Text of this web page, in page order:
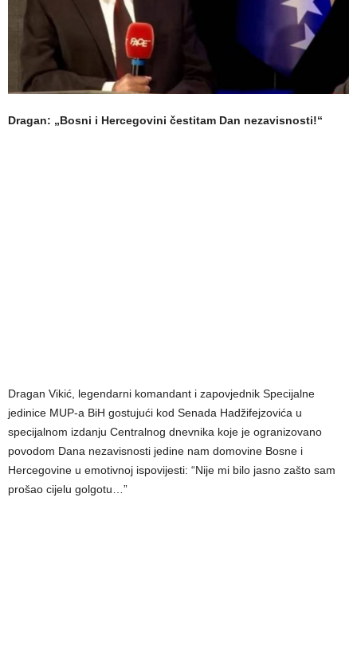
Dragan: „Bosni i Hercegovini čestitam Dan nezavisnosti!“
Dragan Vikić, legendarni komandant i zapovjednik Specijalne
jedinice MUP-a BiH gostujući kod Senada Hadžifejzovića u
specijalnom izdanju Centralnog dnevnika koje je ogranizovano
povodom Dana nezavisnosti jedine nam domovine Bosne i
Hercegovine u emotivnoj ispovijesti: “Nije mi bilo jasno zašto sam
prošao cijelu golgotu…”